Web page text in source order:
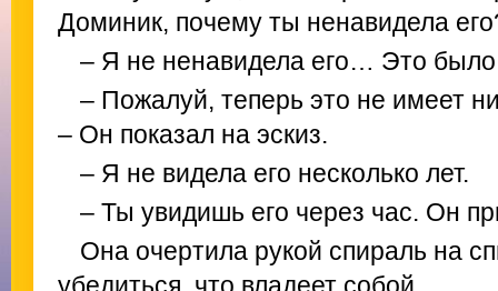
Доминик, почему ты ненавидела
– Я не ненавидела его… Это
– Пожалуй, теперь это не имеет
– Он показал на эскиз.
– Я не видела его несколько лет.
– Ты увидишь его через час. Он
Она очертила рукой спираль на